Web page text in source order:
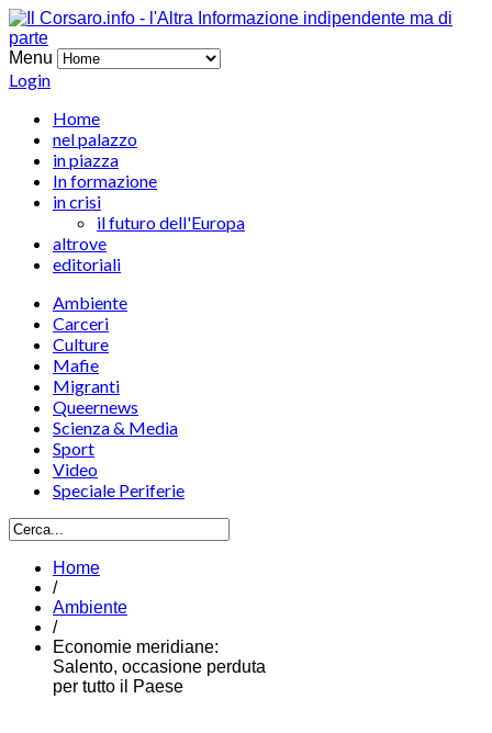
Menu
Login
Home
nel palazzo
in piazza
In formazione
in crisi
il futuro dell'Europa
altrove
editoriali
Ambiente
Carceri
Culture
Mafie
Migranti
Queernews
Scienza & Media
Sport
Video
Speciale Periferie
Home
/
Ambiente
/
Economie meridiane:
Salento, occasione perduta
per tutto il Paese